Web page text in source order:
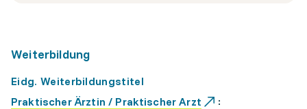
Weiterbildung
Eidg. Weiterbildungstitel
Praktischer Ärztin / Praktischer Arzt
: